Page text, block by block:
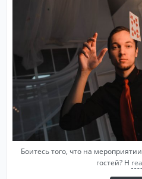
Боитесь того, что на
гостей? Н